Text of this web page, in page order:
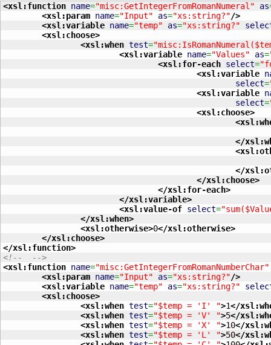
<xsl:function name="misc:GetIntegerFromRomanNumeral" as
<xsl:param name="Input" as="xs:string?"/>
<xsl:variable name="temp" as="xs:string?"
<xsl:choose>
<xsl:when test=
<xsl:variable name="Values" as=
<xsl:for-each select=
<xsl:variable
select=
<xsl:variable
select=
<xsl:choose>
</
</
</xsl:choose>
</xsl:for-each>
</xsl:variable>
<xsl:value-of select=
</xsl:when>
<xsl:otherwise>0</xsl:otherwise>
</xsl:choose>
</xsl:function>
<!--  -->
<xsl:function name="misc:GetIntegerFromRomanNumberChar"
<xsl:param name="Input" as="xs:string?"/>
<xsl:variable name="temp" as="xs:string?"
<xsl:choose>
<xsl:when test="$temp = 'I' ">1</
<xsl:when test="$temp = 'V' ">5</
<xsl:when test="$temp = 'X' ">10</
<xsl:when test="$temp = 'L' ">50</